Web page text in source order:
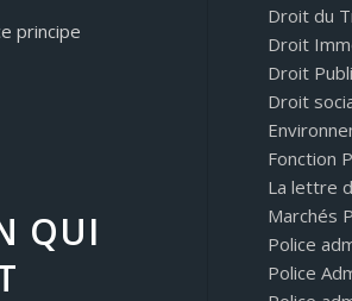
principe
QUI
Droit du
Droit
Droit
Droit
Fonction
La lettre
Marchés
Police
Police